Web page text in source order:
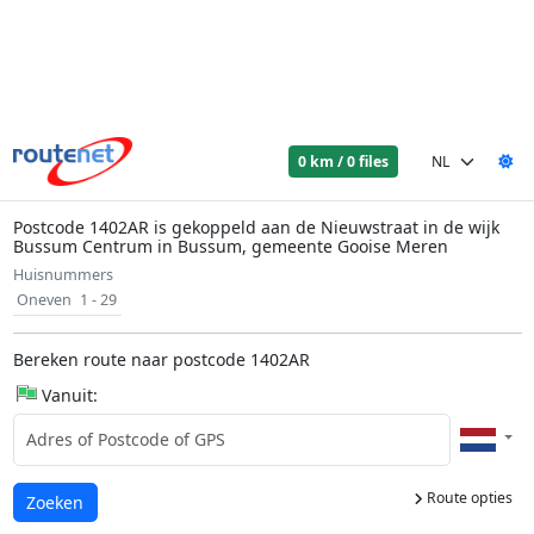
0 km / 0 files
Postcode 1402AR is gekoppeld aan de Nieuwstraat in de wijk
Bussum Centrum in Bussum, gemeente Gooise Meren
Huisnummers
Oneven 1 - 29
Bereken route naar postcode 1402AR
Vanuit:
Route opties
Laden...
Zoeken